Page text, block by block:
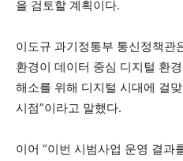
을 검토할 계획이다.
이도규 과기정통부 통신정책관
환경이 데이터 중심 디지털 환
해소를 위해 디지털 시대에 걸
시점”이라고 말했다.
이어 “이번 시범사업 운영 결과